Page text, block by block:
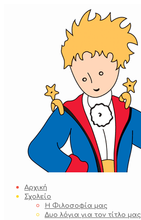
Αρχική
Σχολείο
Η Φιλοσοφία μας
Δυο λόγια για τον τίτλο μας